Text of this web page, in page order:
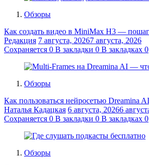
Обзоры
Как создать видео в MiniMax H3 —
Редакция 7 августа, 20267 августа, 2026
Сохраняется 0 В закладки 0 В закладках 0
Обзоры
Как пользоваться нейросетью Dreamina
Наталья Кадацкая 6 августа, 20266
Сохраняется 0 В закладки 0 В закладках 0
Обзоры